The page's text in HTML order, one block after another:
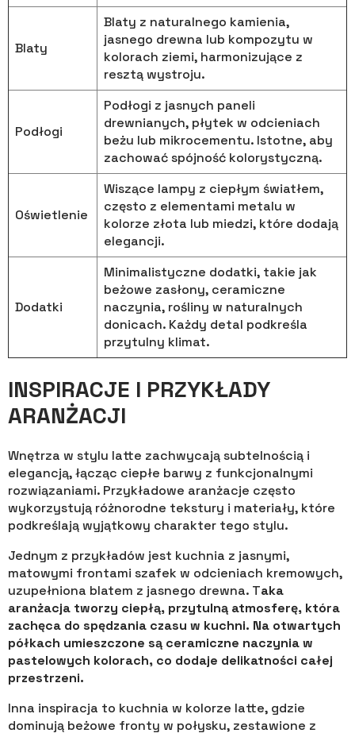
Blaty
Blaty z naturalnego kamienia,
jasnego drewna lub kompozytu w
kolorach ziemi, harmonizujące z
resztą wystroju.
Podłogi
Podłogi z jasnych paneli
drewnianych, płytek w odcieniach
beżu lub mikrocementu. Istotne, aby
zachować spójność kolorystyczną.
Oświetlenie
Wiszące lampy z ciepłym światłem,
często z elementami metalu w
kolorze złota lub miedzi, które dodają
elegancji.
Dodatki
Minimalistyczne dodatki, takie jak
beżowe zasłony, ceramiczne
naczynia, rośliny w naturalnych
donicach. Każdy detal podkreśla
przytulny klimat.
INSPIRACJE I PRZYKŁADY
ARANŻACJI
Wnętrza w stylu latte zachwycają subtelnością i
elegancją, łącząc ciepłe barwy z funkcjonalnymi
rozwiązaniami. Przykładowe aranżacje często
wykorzystują różnorodne tekstury i materiały, które
podkreślają wyjątkowy charakter tego stylu.
Jednym z przykładów jest kuchnia z jasnymi,
matowymi frontami szafek w odcieniach kremowych,
uzupełniona blatem z jasnego drewna. Taka
aranżacja tworzy ciepłą, przytulną atmosferę, która
zachęca do spędzania czasu w kuchni. Na otwartych
półkach umieszczone są ceramiczne naczynia w
pastelowych kolorach, co dodaje delikatności całej
przestrzeni.
Inna inspiracja to kuchnia w kolorze latte, gdzie
dominują beżowe fronty w połysku, zestawione z